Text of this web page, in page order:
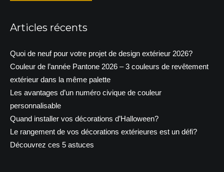
Articles récents
Quoi de neuf pour votre projet de design extérieur 2026?
Couleur de l’année Pantone 2026 – 3 couleurs de revêtement
extérieur dans la même palette
Les avantages d’un numéro civique de couleur
personnalisable
Quand installer vos décorations d’Halloween?
Le rangement de vos décorations extérieures est un défi?
Découvrez ces 5 astuces